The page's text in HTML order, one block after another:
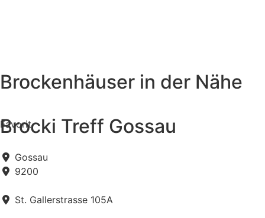
Brockenhäuser in der Nähe
Favorit
Brocki Treff Gossau
Gossau
9200
St. Gallerstrasse 105A